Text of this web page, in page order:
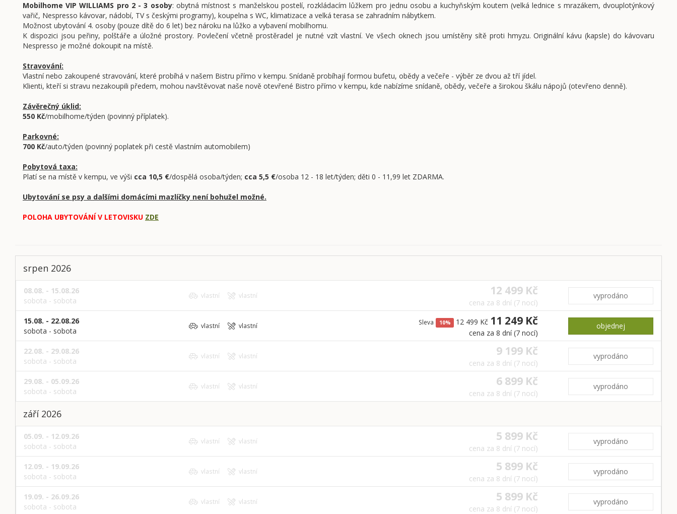
Mobilhome VIP WILLIAMS pro 2 - 3 osoby: obytná místnost s manželskou postelí, rozkládacím lůžkem pro jednu osobu a kuchyňským koutem (velká lednice s mrazákem, dvouplotýnkový
vařič, Nespresso kávovar, nádobí, TV s českými programy), koupelna s WC, klimatizace a velká terasa se zahradním nábytkem.
Možnost ubytování 4. osoby (pouze dítě do 6 let) bez nároku na lůžko a vybavení mobilhomu.
K dispozici jsou peřiny, polštáře a úložné prostory. Povlečení včetně prostěradel je nutné vzít vlastní. Ve všech oknech jsou umístěny sítě proti hmyzu. Originální kávu (kapsle) do kávovaru
Nespresso je možné dokoupit na místě.
Stravování:
Vlastní nebo zakoupené stravování, které probíhá v našem Bistru přímo v kempu. Snídaně probíhají formou bufetu, obědy a večeře - výběr ze dvou až tří jídel.
Klienti, kteří si stravu nezakoupili předem, mohou navštěvovat naše nově otevřené Bistro přímo v kempu, kde nabízíme snídaně, obědy, večeře a širokou škálu nápojů (otevřeno denně).
Závěrečný úklid:
550 Kč/mobilhome/týden (povinný příplatek).
Parkovné:
700 Kč/auto/týden (povinný poplatek při cestě vlastním automobilem)
Pobytová taxa:
Platí se na místě v kempu, ve výši cca 10,5 €/dospělá osoba/týden; cca 5,5 €/osoba 12 - 18 let/týden; děti 0 - 11,99 let ZDARMA.
Ubytování se psy a dalšími domácími mazlíčky není bohužel možné.
POLOHA UBYTOVÁNÍ V LETOVISKU ZDE
srpen 2026
08.08. - 15.08.26
sobota - sobota
vlastní vlastní 12 499 Kč
cena za 8 dní (7 nocí)
vyprodáno
15.08. - 22.08.26
sobota - sobota
vlastní vlastní Sleva 10% 12 499 Kč 11 249 Kč
cena za 8 dní (7 nocí)
objednej
22.08. - 29.08.26
sobota - sobota
vlastní vlastní 9 199 Kč
cena za 8 dní (7 nocí)
vyprodáno
29.08. - 05.09.26
sobota - sobota
vlastní vlastní 6 899 Kč
cena za 8 dní (7 nocí)
vyprodáno
září 2026
05.09. - 12.09.26
sobota - sobota
vlastní vlastní 5 899 Kč
cena za 8 dní (7 nocí)
vyprodáno
12.09. - 19.09.26
sobota - sobota
vlastní vlastní 5 899 Kč
cena za 8 dní (7 nocí)
vyprodáno
19.09. - 26.09.26
sobota - sobota
vlastní vlastní 5 899 Kč
cena za 8 dní (7 nocí)
vyprodáno